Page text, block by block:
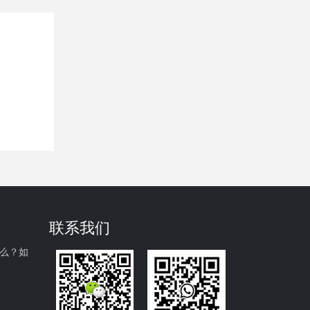
？如
联系我们